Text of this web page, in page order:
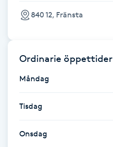
Diamantslipning
Enzympeeling
Extensions
Extensions borttagning
Eyeliner-tatuering
840 12, Fränsta
Ordinarie öppettider
Måndag
Tisdag
Onsdag